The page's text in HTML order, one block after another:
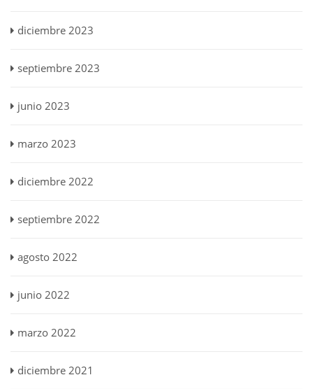
diciembre 2023
septiembre 2023
junio 2023
marzo 2023
diciembre 2022
septiembre 2022
agosto 2022
junio 2022
marzo 2022
diciembre 2021